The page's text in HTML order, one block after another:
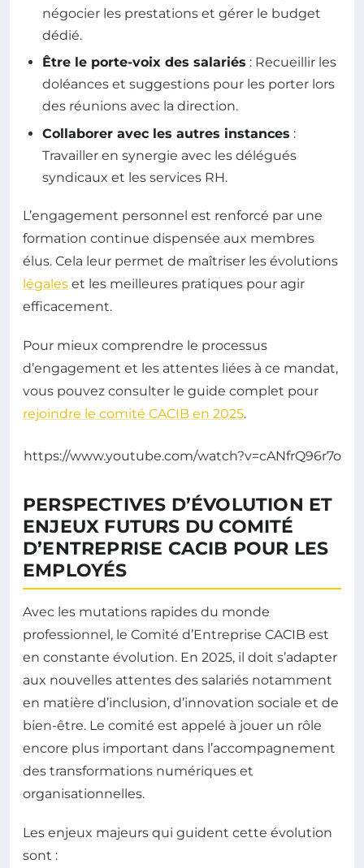
négocier les prestations et gérer le budget
dédié.
Être le porte-voix des salariés : Recueillir les
doléances et suggestions pour les porter lors
des réunions avec la direction.
Collaborer avec les autres instances :
Travailler en synergie avec les délégués
syndicaux et les services RH.
L’engagement personnel est renforcé par une
formation continue dispensée aux membres
élus. Cela leur permet de maîtriser les évolutions
légales et les meilleures pratiques pour agir
efficacement.
Pour mieux comprendre le processus
d’engagement et les attentes liées à ce mandat,
vous pouvez consulter le guide complet pour
rejoindre le comité CACIB en 2025.
https://www.youtube.com/watch?v=cANfrQ96r7o
PERSPECTIVES D’ÉVOLUTION ET
ENJEUX FUTURS DU COMITÉ
D’ENTREPRISE CACIB POUR LES
EMPLOYÉS
Avec les mutations rapides du monde
professionnel, le Comité d’Entreprise CACIB est
en constante évolution. En 2025, il doit s’adapter
aux nouvelles attentes des salariés notamment
en matière d’inclusion, d’innovation sociale et de
bien-être. Le comité est appelé à jouer un rôle
encore plus important dans l’accompagnement
des transformations numériques et
organisationnelles.
Les enjeux majeurs qui guident cette évolution
sont :